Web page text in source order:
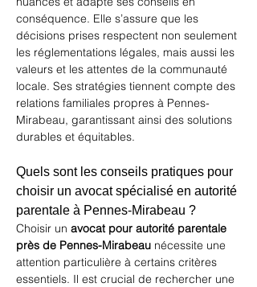
conséquence. Elle s’assure que les
décisions prises respectent non seulement
les réglementations légales, mais aussi les
valeurs et les attentes de la communauté
locale. Ses stratégies tiennent compte des
relations familiales propres à Pennes-
Mirabeau, garantissant ainsi des solutions
durables et équitables.
Quels sont les conseils pratiques pour
choisir un avocat spécialisé en autorité
parentale à Pennes-Mirabeau ?
Choisir un avocat pour autorité parentale
près de Pennes-Mirabeau nécessite une
attention particulière à certains critères
essentiels. Il est crucial de rechercher une